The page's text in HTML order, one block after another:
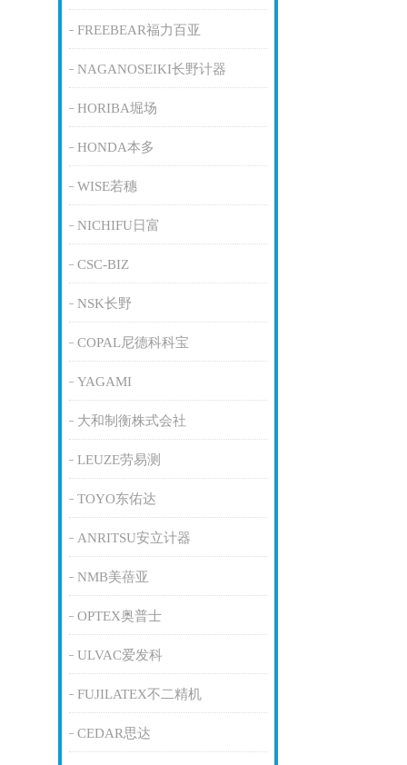
FREEBEAR福力百亚
NAGANOSEIKI长野计器
HORIBA堀场
HONDA本多
WISE若穗
NICHIFU日富
CSC-BIZ
NSK长野
COPAL尼德科科宝
YAGAMI
大和制衡株式会社
LEUZE劳易测
TOYO东佑达
ANRITSU安立计器
NMB美蓓亚
OPTEX奥普士
ULVAC爱发科
FUJILATEX不二精机
CEDAR思达